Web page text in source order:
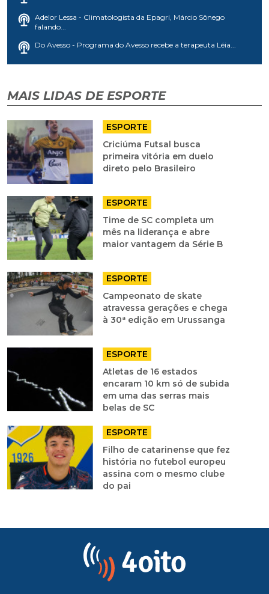
Adelor Lessa - Climatologista da Epagri, Márcio Sônego
falando...
Do Avesso - Programa do Avesso recebe a terapeuta Léia...
MAIS LIDAS DE ESPORTE
ESPORTE
Criciúma Futsal busca
primeira vitória em duelo
direto pelo Brasileiro
ESPORTE
Time de SC completa um
mês na liderança e abre
maior vantagem da Série B
ESPORTE
Campeonato de skate
atravessa gerações e chega
à 30ª edição em Urussanga
ESPORTE
Atletas de 16 estados
encaram 10 km só de subida
em uma das serras mais
belas de SC
ESPORTE
Filho de catarinense que fez
história no futebol europeu
assina com o mesmo clube
do pai